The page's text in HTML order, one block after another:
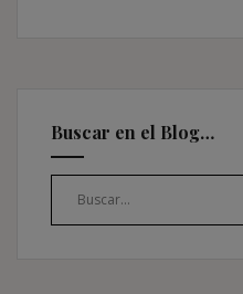
Buscar en el Blog…